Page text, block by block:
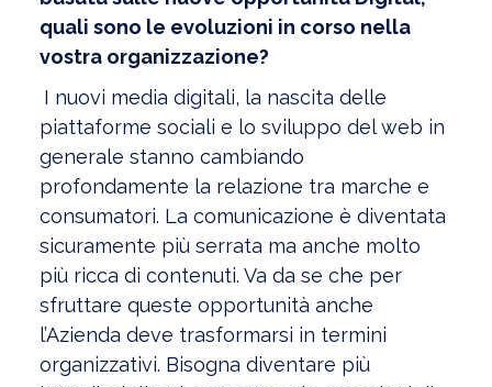
quali sono le evoluzioni in corso nella
vostra organizzazione?
I nuovi media digitali, la nascita delle
piattaforme sociali e lo sviluppo del web in
generale stanno cambiando
profondamente la relazione tra marche e
consumatori. La comunicazione è diventata
sicuramente più serrata ma anche molto
più ricca di contenuti. Va da se che per
sfruttare queste opportunità anche
l’Azienda deve trasformarsi in termini
organizzativi. Bisogna diventare più